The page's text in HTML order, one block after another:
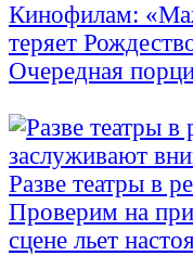
Кинофилам:
теряет
Очередная
Разве театры в
Проверим на
сцене льет